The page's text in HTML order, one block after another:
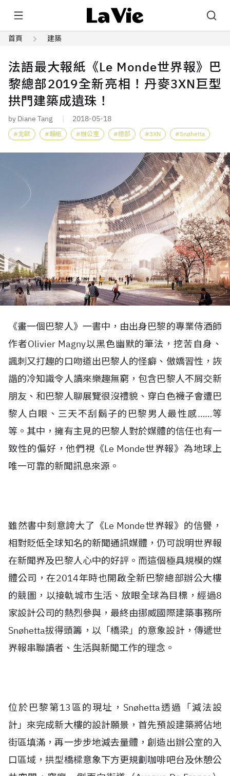
首頁 建築
法語最大報紙《Le Monde世界報》巴
黎總部2019全新亮相！丹麥3XN巨型
拱門建築成遺珠！
by Diane Tang 2018-05-18
北歐 報紙 辦公室 總部 3XN Snøhetta
《畫一個巴黎人》一書中，由出身巴黎的專業侍酒師
作者Olivier Magny以黑色幽默的筆法，挖苦自身、
諷刺又打趣的口吻道出巴黎人的怪癖、傲嬌習性，詼
諧的冷知識令人讀來樂趣無窮，包含巴黎人不屑交新
朋友、和巴黎人聊展覽很沒禮貌、穿白色襪子會遭巴
黎人白眼、三天不刮鬍子的巴黎男人最性感……等
等。其中，擁有主見的巴黎人對於媒體的信任也有一
致性的偏好，他們視《Le Monde世界報》為地球上
唯一可靠的新聞訊息來源。
雖然書中刻意誇大了《Le Monde世界報》的信譽，
相對貶低全球知名的新聞通訊媒體，仍可說明世界報
在新聞界及巴黎人心中的好評。而這個極具規模的媒
體公司，在2014年時也開啟全新巴黎總部辦公大樓
的競圖，以接軌城市生活、放眼全球為目標，經過8
家設計公司的熱烈參與，最終由挪威國際建築事務所
Snøhetta拔得頭籌，以「橋梁」的意象設計，傳遞世
界報串聯讀者、生活與新聞工作的理念。
位於巴黎第13區的現址，Snøhetta透過「減法設
計」來完成新大樓的設計願景，首先預設建築將佔地
街區填滿，再一步步地減去量體，創造出辦公室的入
口區域，拱型橋樑意象下方更規劃咖啡吧台及休憩公